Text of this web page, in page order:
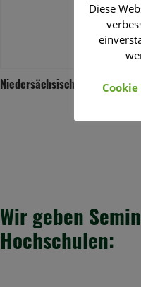
Niedersächsisches
Wir geben
Hochschulen:
Diese